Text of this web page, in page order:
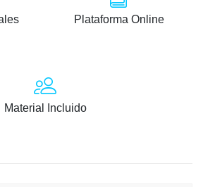
Plataforma Online
Material Incluido